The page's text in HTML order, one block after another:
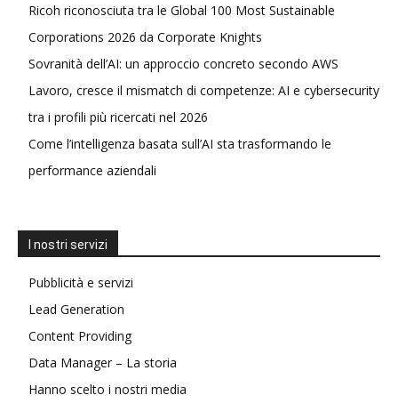
Ricoh riconosciuta tra le Global 100 Most Sustainable
Corporations 2026 da Corporate Knights
Sovranità dell’AI: un approccio concreto secondo AWS
Lavoro, cresce il mismatch di competenze: AI e cybersecurity
tra i profili più ricercati nel 2026
Come l’intelligenza basata sull’AI sta trasformando le
performance aziendali
I nostri servizi
Pubblicità e servizi
Lead Generation
Content Providing
Data Manager – La storia
Hanno scelto i nostri media